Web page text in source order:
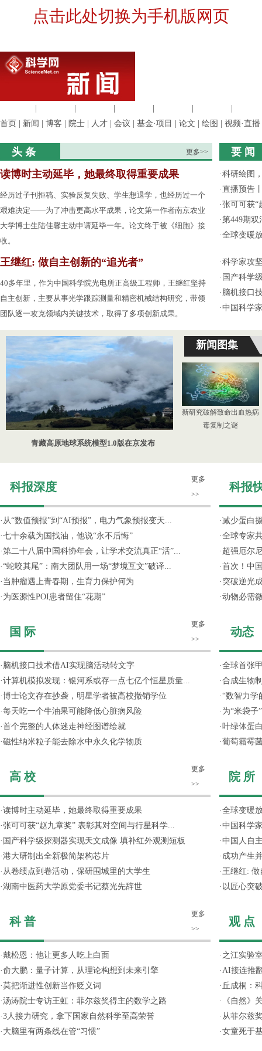
点击此处切换为手机版网页
首页
新闻 博客 院士 人才 会议 基金·项目 论文 绘图 视频·直播
头 条 更多>>
读博时主动延毕，她最终取得重要成果
经历过子刊拒稿、实验反复失败、学生想退学，也经历过一个
艰难决定——为了冲击更高水平成果，论文第一作者南京农业
大学博士生陆佳馨主动申请延毕一年。论文终于被《细胞》接
收。
王继红: 做自主创新的“追光者”
40多年里，作为中国科学院光电所正高级工程师，王继红坚持
自主创新，主要从事光学跟踪测量和精密机械结构研究，带领
团队逐一攻克领域内关键技术，取得了多项创新成果。
要 闻
·科研绘图
·直播预告
·张可可获“
·第449期双
·全球变暖
·科学家攻
· 国产科学
· 脑机接口
·中国科学
青藏高原地球系统模型1.0版在京发布
新闻图集
新研究破解致命出血热病
毒复制之谜
科报深度
更多
>>
· 从“数值预报”到“AI预报”，电力气象预报变天...
·七十余载为国找油，他说“永不后悔”
·第二十八届中国科协年会，让学术交流真正“活”...
·“蛇咬其尾”：南大团队用一场“梦境互文”破译...
· 当肿瘤遇上青春期，生育力保护何为
· 为医源性POI患者留住“花期”
国 际
更多
>>
· 脑机接口技术借AI实现脑活动转文字
·计算机模拟发现：银河系或存一点七亿个恒星质量...
·博士论文存在抄袭，明星学者被高校撤销学位
·每天吃一个牛油果可能降低心脏病风险
·首个完整的人体迷走神经图谱绘就
·磁性纳米粒子能去除水中永久化学物质
高 校
更多
>>
·读博时主动延毕，她最终取得重要成果
·张可可获“赵九章奖” 表彰其对空间与行星科学...
· 国产科学级探测器实现天文成像 填补红外观测短板
·港大研制出全新极简架构芯片
· 从卷绩点到卷活动，保研围城里的大学生
·湖南中医药大学原党委书记蔡光先辞世
科 普
更多
>>
·戴松恩：他让更多人吃上白面
·俞大鹏：量子计算，从理论构想到未来引擎
·莫把渐进性创新当作贬义词
·汤涛院士专访王虹：菲尔兹奖得主的数学之路
·3人接力研究，拿下国家自然科学至高荣誉
· 大脑里有两条线在管“习惯”
科报
·减少蛋白
·全球专家
· 超强厄尔
·首次！中
· 突破逆光
·动物必需
动态
·全球首张
·合成生物
·“数智力学
· 为“米袋子
·叶绿体蛋
·葡萄霜霉
院 所
·全球变暖
·中国科学
·中国人自
· 成功产生
· 王继红: 做
· 以匠心突
观 点
· 之江实验
·AI接连推
· 丘成桐：
·
《自然》
· 从菲尔兹
·女童死于